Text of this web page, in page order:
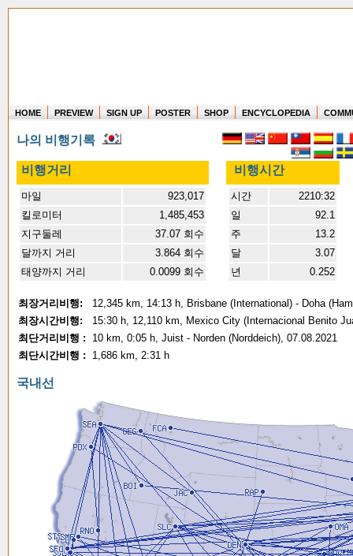
Where in the world have you flown?
How long have you been in the air?
Create your own FlightMemory and see!
HOME PREVIEW SIGN UP POSTER SHOP ENCYCLOPEDIA
나의 비행기록
비행거리 비행시간
마일
923,017
킬로미터
1,485,453
지구둘레
37.07 회수
달까지 거리
3.864 회수
태양까지 거리
0.0099 회수
시간
2210:32
일
92.1
주
13.2
달
3.07
년
0.252
최장거리비행:
12,345 km, 14:13 h, Brisbane (International) - Doha
최장시간비행:
15:30 h, 12,110 km, Mexico City (Internacional Benito
최단거리비행 :
10 km, 0:05 h, Juist - Norden (Norddeich), 07.08.2021
최단시간비행 :
1,686 km, 2:31 h
국내선